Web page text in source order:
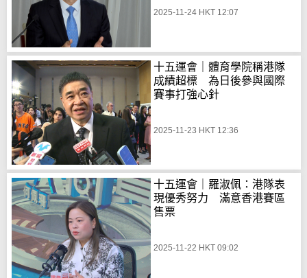
2025-11-24 HKT 12:07
十五運會｜體育學院稱港隊
成績超標 為日後參與國際
賽事打強心針
2025-11-23 HKT 12:36
十五運會｜羅淑佩：港隊表
現優秀努力 滿意香港賽區
售票
2025-11-22 HKT 09:02